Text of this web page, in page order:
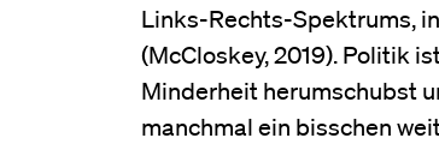
Links-Rechts-Spektrums,
(McCloskey, 2019). Politik
Minderheit herumschubst
manchmal ein bisschen